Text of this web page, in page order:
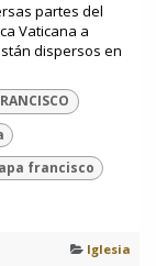
partes del
Vaticana a
dispersos en
francisco
Iglesia